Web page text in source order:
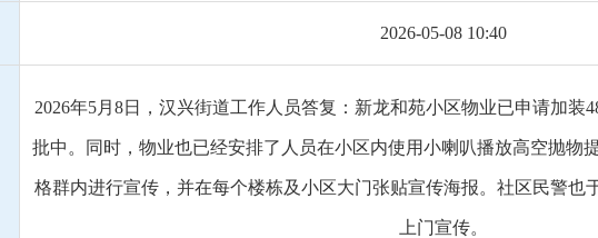
2026-05-08 10:40
2026年5月8日，汉兴街道工作人员答复：新龙和苑小区物业已申请加装
批中。同时，物业也已经安排了人员在小区内使用小喇叭播放高空抛物
格群内进行宣传，并在每个楼栋及小区大门张贴宣传海报。社区民警也
上门宣传。